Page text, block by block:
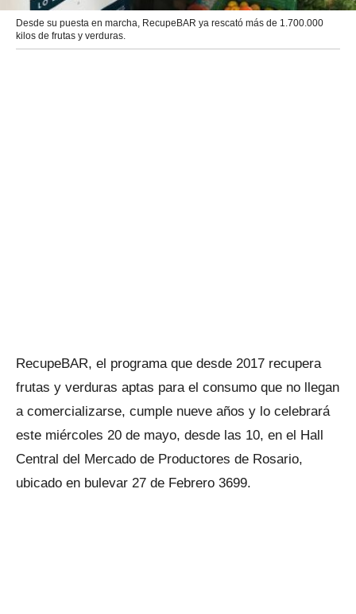
Desde su puesta en marcha, RecupeBAR ya rescató más de 1.700.000
kilos de frutas y verduras.
RecupeBAR, el programa que desde 2017 recupera
frutas y verduras aptas para el consumo que no llegan
a comercializarse, cumple nueve años y lo celebrará
este miércoles 20 de mayo, desde las 10, en el Hall
Central del Mercado de Productores de Rosario,
ubicado en bulevar 27 de Febrero 3699.